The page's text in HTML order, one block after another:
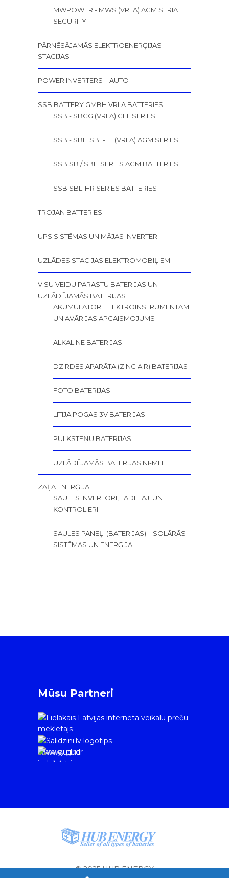
MWPOWER - MWS (VRLA) AGM SERIA
SECURITY
PĀRNĒSĀJAMĀS ELEKTROENERĢIJAS
STACIJAS
POWER INVERTERS – AUTO
SSB BATTERY GMBH VRLA BATTERIES
SSB - SBCG (VRLA) GEL SERIES
SSB - SBL; SBL-FT (VRLA) AGM SERIES
SSB SB / SBH SERIES AGM BATTERIES
SSB SBL-HR SERIES BATTERIES
TROJAN BATTERIES
UPS SISTĒMAS UN MĀJAS INVERTERI
UZLĀDES STACIJAS ELEKTROMOBIĻIEM
VISU VEIDU PARASTU BATERIJAS UN
UZLĀDĒJAMĀS BATERIJAS
AKUMULATORI ELEKTROINSTRUMENTAM
UN AVĀRIJAS APGAISMOJUMS
ALKALINE BATERIJAS
DZIRDES APARĀTA (ZINC AIR) BATERIJAS
FOTO BATERIJAS
LITIJA POGAS 3V BATERIJAS
PULKSTEŅU BATERIJAS
UZLĀDĒJAMĀS BATERIJAS NI-MH
ZAĻĀ ENERĢIJA
SAULES INVERTORI, LĀDĒTĀJI UN
KONTROLIERI
SAULES PANEĻI (BATERIJAS) – SOLĀRĀS
SISTĒMAS UN ENERĢIJA
Mūsu Partneri
www.gudrie
m.lv/atrie-
© 2025 HUB ENERGY